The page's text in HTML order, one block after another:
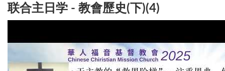
联合主日学 - 教會歷史(下)(4)